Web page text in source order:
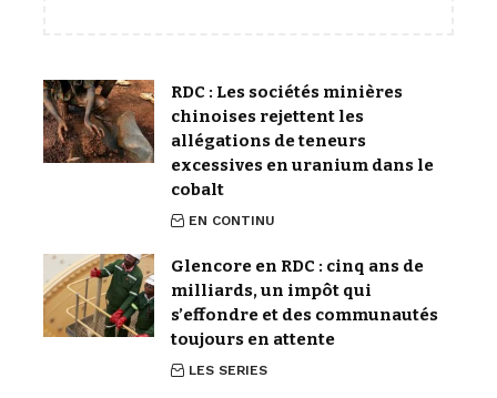
RDC : Les sociétés minières
chinoises rejettent les
allégations de teneurs
excessives en uranium dans le
cobalt
EN CONTINU
Glencore en RDC : cinq ans de
milliards, un impôt qui
s’effondre et des communautés
toujours en attente
LES SERIES